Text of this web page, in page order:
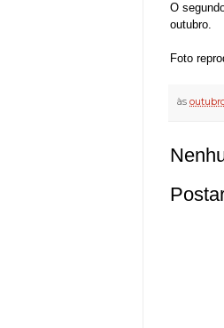
O
outubro.
Foto
às